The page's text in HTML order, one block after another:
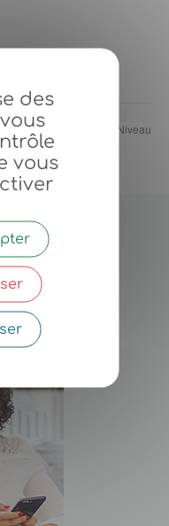
Séminaire Devenir Soi (Niveau
– 1er Juin 2024
des
vous